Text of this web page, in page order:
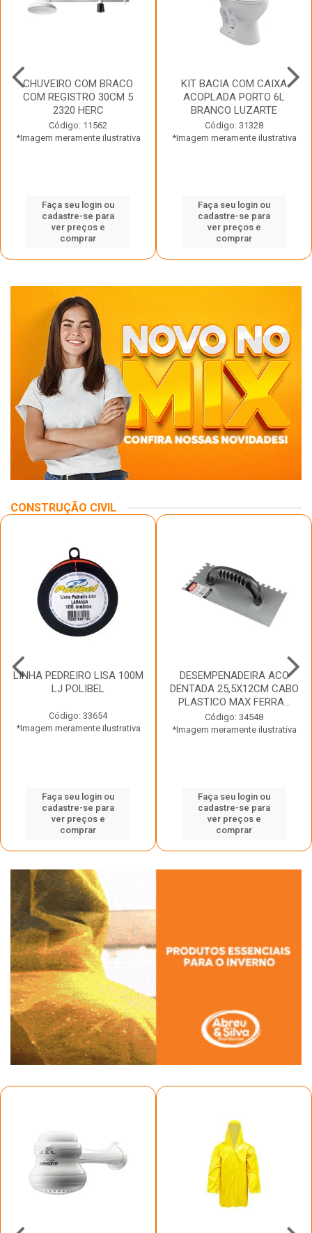
CHUVEIRO COM BRACO
COM REGISTRO 30CM 5
2320 HERC
Código: 11562
*Imagem meramente ilustrativa
Faça seu login ou
cadastre-se para
ver preços e
comprar
KIT BACIA COM CAIXA
ACOPLADA PORTO 6L
BRANCO LUZARTE
Código: 31328
*Imagem meramente ilustrativa
Faça seu login ou
cadastre-se para
ver preços e
comprar
CONSTRUÇÃO CIVIL
LINHA PEDREIRO LISA 100M
LJ POLIBEL
Código: 33654
*Imagem meramente ilustrativa
Faça seu login ou
cadastre-se para
ver preços e
comprar
DESEMPENADEIRA ACO
DENTADA 25,5X12CM CABO
PLASTICO MAX FERRA...
Código: 34548
*Imagem meramente ilustrativa
Faça seu login ou
cadastre-se para
ver preços e
comprar